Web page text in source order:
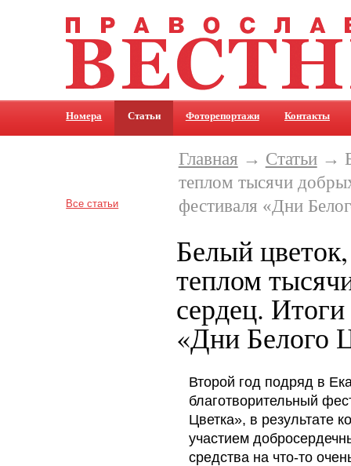
Номера Статьи Фоторепортажи Контакты
Все статьи
Главная → Статьи→
теплом тысячи
фестиваля «Дни
Белый
теплом
сердец.
«Дни Белого
Второй год подряд в
благотворительный
Цветка», в результате
участием
средства на что-то